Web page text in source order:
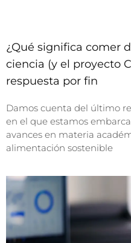
¿Qué significa comer
ciencia (y el proyecto
respuesta por fin
Damos cuenta del último
en el que estamos
avances en materia
alimentación sostenible